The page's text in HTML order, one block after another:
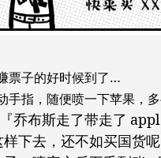
票子的好时候到了…
手指，随便喷一下苹果，
乔布斯走了带走了
下去，还不如买国货